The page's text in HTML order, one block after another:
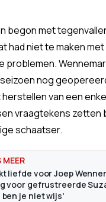
begon met
had niet te maken
problemen.
nog
van een
vraagtekens zetten
schaatser.
liefde voor Joep
voor gefrustreerde
ben je niet wijs'